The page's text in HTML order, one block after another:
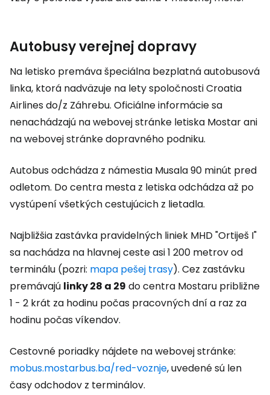
Autobusy verejnej dopravy
Na letisko premáva špeciálna bezplatná autobusová
linka, ktorá nadväzuje na lety spoločnosti Croatia
Airlines do/z Záhrebu. Oficiálne informácie sa
nenachádzajú na webovej stránke letiska Mostar ani
na webovej stránke dopravného podniku.
Autobus odchádza z námestia Musala 90 minút pred
odletom. Do centra mesta z letiska odchádza až po
vystúpení všetkých cestujúcich z lietadla.
Najbližšia zastávka pravidelných liniek MHD "Ortiješ I"
sa nachádza na hlavnej ceste asi 1 200 metrov od
terminálu (pozri: mapa pešej trasy). Cez zastávku
premávajú linky 28 a 29 do centra Mostaru približne
1 - 2 krát za hodinu počas pracovných dní a raz za
hodinu počas víkendov.
Cestovné poriadky nájdete na webovej stránke:
mobus.mostarbus.ba/red-voznje, uvedené sú len
časy odchodov z terminálov.